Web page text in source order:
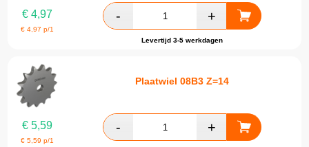
€ 4,97
€4,97 p/1
Levertijd 3-5 werkdagen
Plaatwiel 08B3 Z=14
€ 5,59
€5,59 p/1